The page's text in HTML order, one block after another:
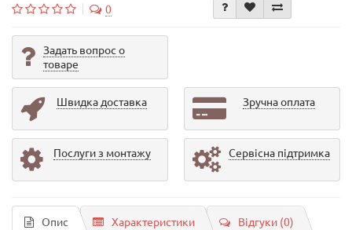
0
Задать вопрос о
товаре
Швидка доставка Зручна оплата
Послуги з монтажу Сервісна підтримка
Опис Характеристики Відгуки (0)